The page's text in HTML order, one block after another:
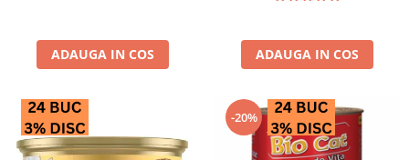
ADAUGA IN COS ADAUGA IN COS
-20%